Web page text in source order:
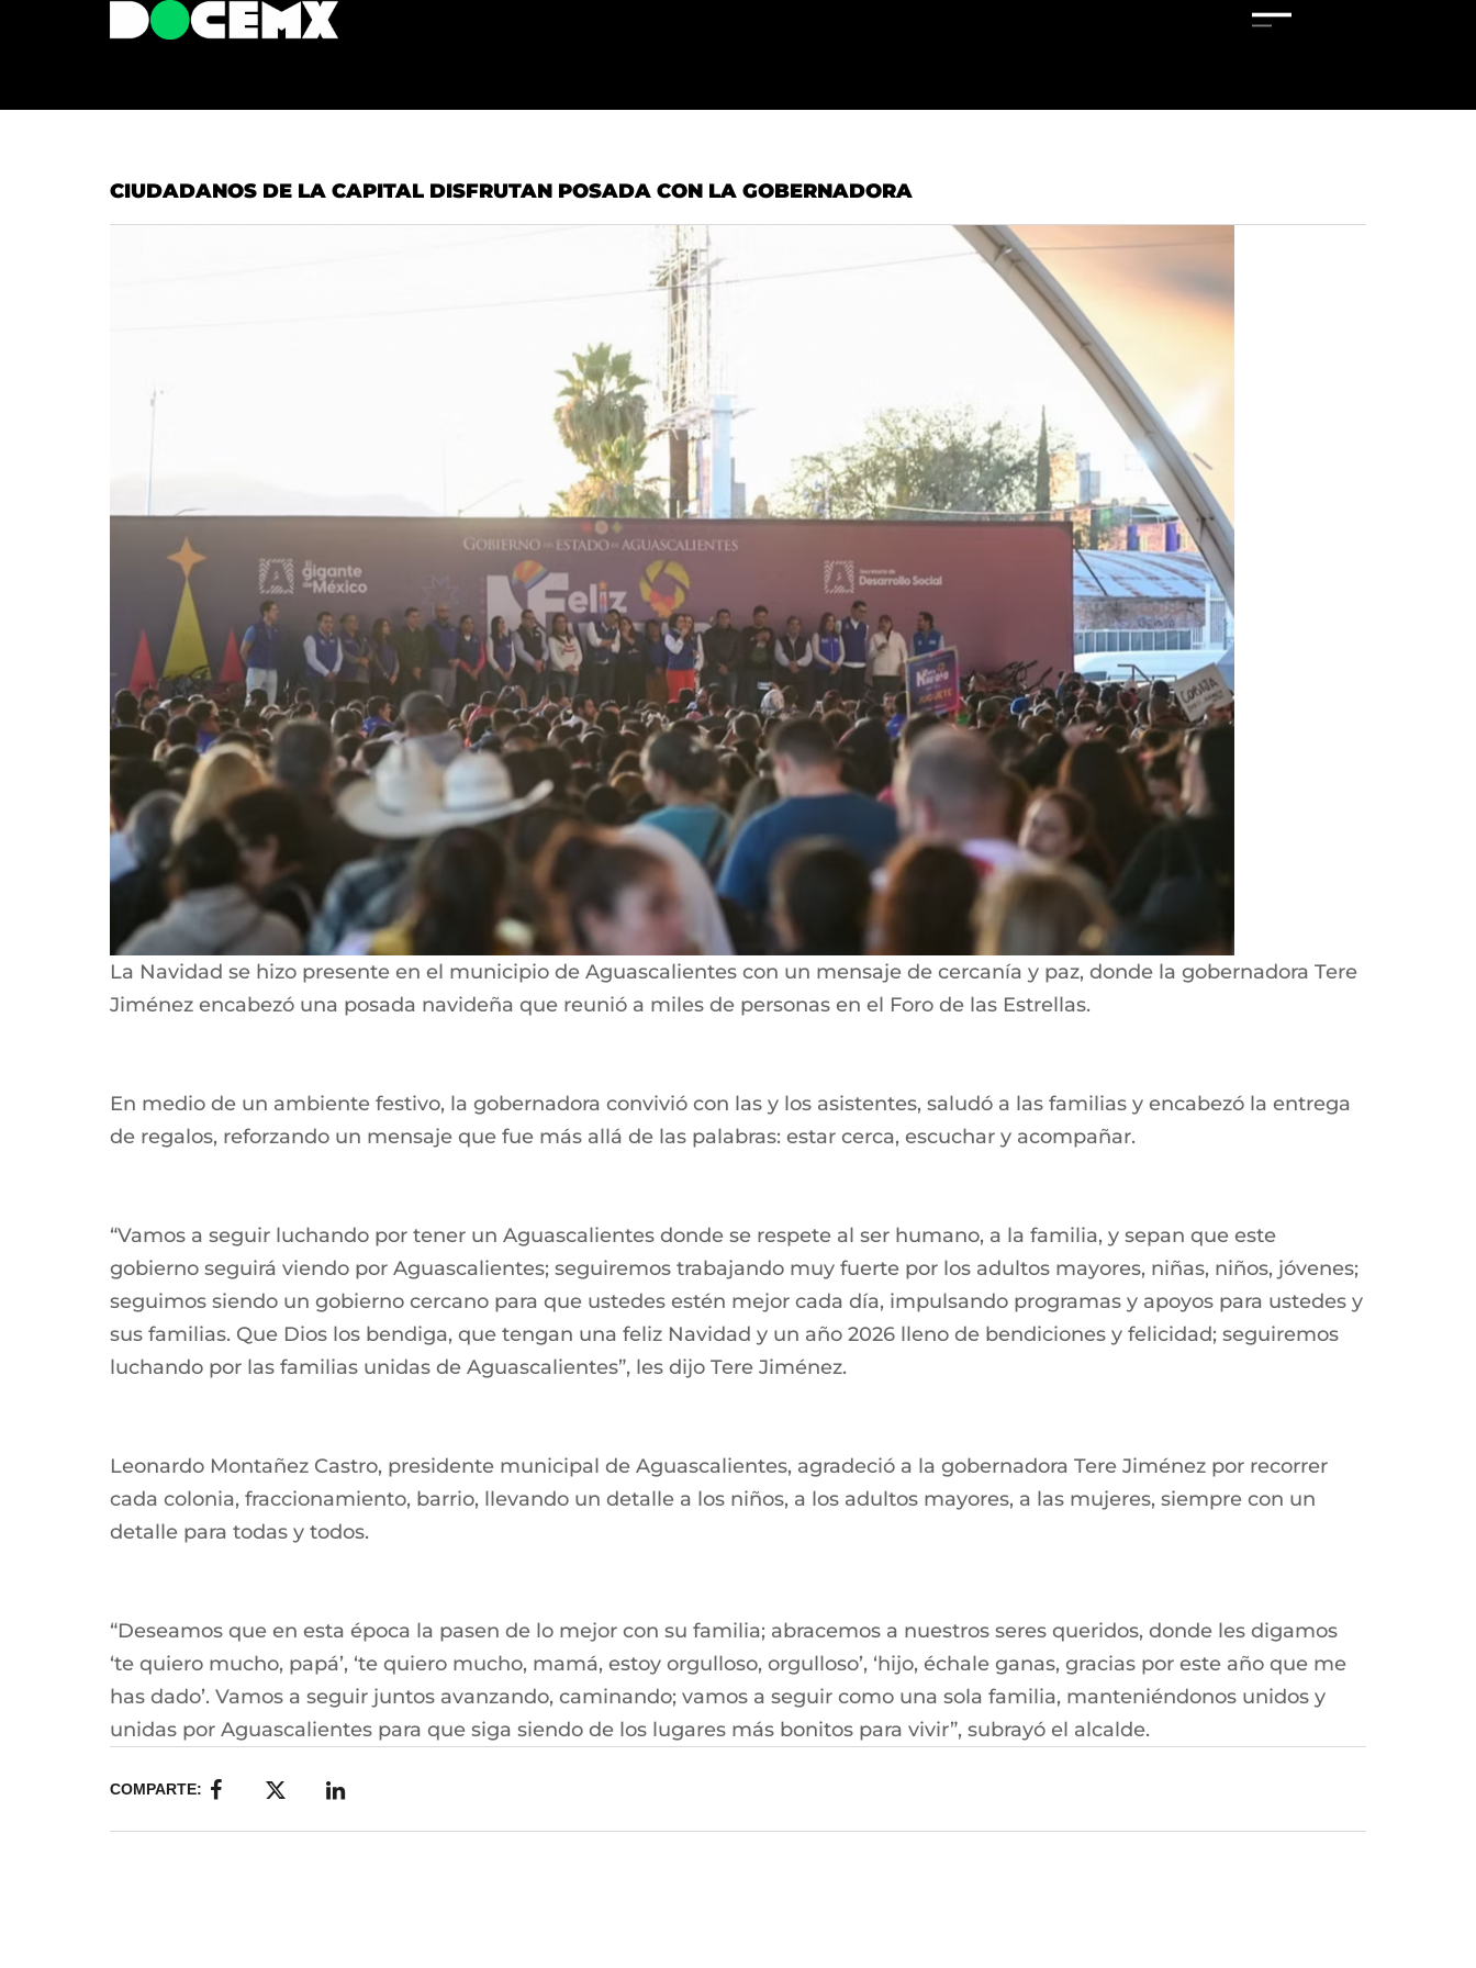
CIUDADANOS DE LA CAPITAL DISFRUTAN POSADA CON LA GOBERNADORA
La Navidad se hizo presente en el municipio de Aguascalientes con un mensaje de cercanía y paz, donde la gobernadora Tere
Jiménez encabezó una posada navideña que reunió a miles de personas en el Foro de las Estrellas.
En medio de un ambiente festivo, la gobernadora convivió con las y los asistentes, saludó a las familias y encabezó la entrega
de regalos, reforzando un mensaje que fue más allá de las palabras: estar cerca, escuchar y acompañar.
“Vamos a seguir luchando por tener un Aguascalientes donde se respete al ser humano, a la familia, y sepan que este
gobierno seguirá viendo por Aguascalientes; seguiremos trabajando muy fuerte por los adultos mayores, niñas, niños, jóvenes;
seguimos siendo un gobierno cercano para que ustedes estén mejor cada día, impulsando programas y apoyos para ustedes y
sus familias. Que Dios los bendiga, que tengan una feliz Navidad y un año 2026 lleno de bendiciones y felicidad; seguiremos
luchando por las familias unidas de Aguascalientes”, les dijo Tere Jiménez.
Leonardo Montañez Castro, presidente municipal de Aguascalientes, agradeció a la gobernadora Tere Jiménez por recorrer
cada colonia, fraccionamiento, barrio, llevando un detalle a los niños, a los adultos mayores, a las mujeres, siempre con un
detalle para todas y todos.
“Deseamos que en esta época la pasen de lo mejor con su familia; abracemos a nuestros seres queridos, donde les digamos
‘te quiero mucho, papá’, ‘te quiero mucho, mamá, estoy orgulloso, orgulloso’, ‘hijo, échale ganas, gracias por este año que me
has dado’. Vamos a seguir juntos avanzando, caminando; vamos a seguir como una sola familia, manteniéndonos unidos y
unidas por Aguascalientes para que siga siendo de los lugares más bonitos para vivir”, subrayó el alcalde.
COMPARTE: